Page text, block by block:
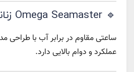
🔹 Omega Seamaster زنانه
ساعتی مقاوم در برابر آب با طراحی
عملکرد و دوام بالایی دارد.